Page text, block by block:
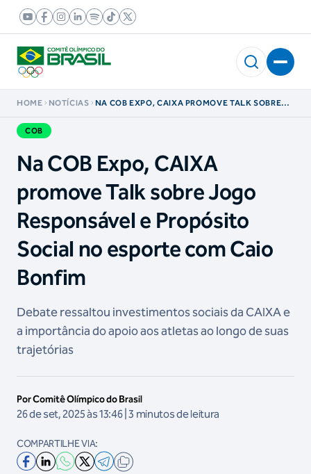
HOME NOTÍCIAS
NA COB EXPO, CAIXA PROMOVE TALK SOBRE
COB
Na COB Expo, CAIXA
promove Talk sobre Jogo
Responsável e Propósito
Social no esporte com Caio
Bonfim
Debate ressaltou investimentos sociais da CAIXA e
a importância do apoio aos atletas ao longo de suas
trajetórias
Por Comitê Olímpico do Brasil
26 de set, 2025 às 13:46 | 3 minutos de leitura
COMPARTILHE VIA: